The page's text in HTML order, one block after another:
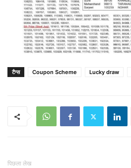
टैग्स Coupon Scheme Lucky draw
पिछला लेख